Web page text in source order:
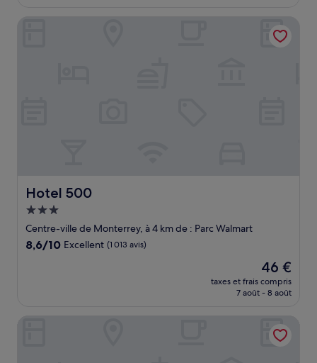
de
102 €
Hotel 500
Hotel 500
Hébergement
3.0 étoiles
Centre-ville de Monterrey, à 4 km de : Parc Walmart
8.6
8,6/10 Excellent (1 013 avis)
Le
nouveau
prix
de
46 €
46 €
taxes et frais compris
7 août - 8 août